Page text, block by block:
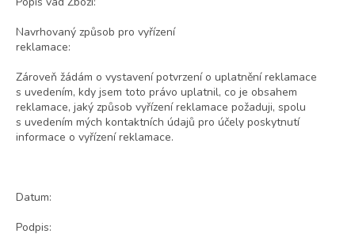
Navrhovaný způsob pro vyřízení
reklamace:
Zároveň žádám o vystavení potvrzení o uplatnění reklamace
s uvedením, kdy jsem toto právo uplatnil, co je obsahem
reklamace, jaký způsob vyřízení reklamace požaduji, spolu
s uvedením mých kontaktních údajů pro účely poskytnutí
informace o vyřízení reklamace.
Datum:
Podpis: